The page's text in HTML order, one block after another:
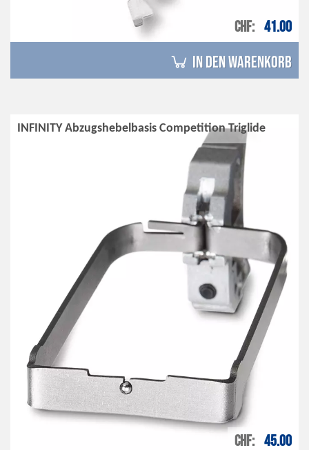
CHF 41.00
in den Warenkorb
INFINITY Abzugshebelbasis Competition Triglide
CHF 45.00